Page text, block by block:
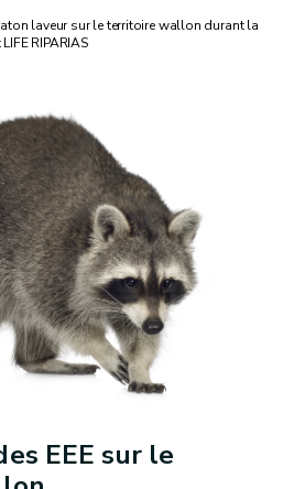
laveur sur le territoire wallon durant la
RIPARIAS
EEE sur le